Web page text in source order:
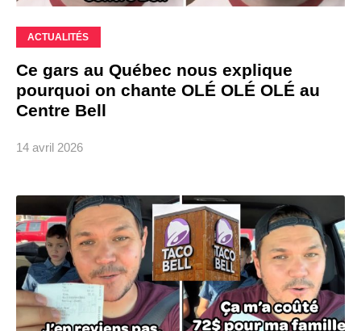
ACTUALITÉS
Ce gars au Québec nous explique
pourquoi on chante OLÉ OLÉ OLÉ au
Centre Bell
14 avril 2026